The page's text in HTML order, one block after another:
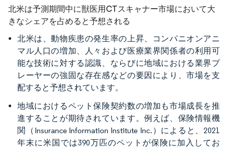
北米は予測期間中に獣医用CTスキャナー市場において大
きなシェアを占めると予想される
北米は、動物疾患の発生率の上昇、コンパニオンアニ
マル人口の増加、人々および医療業界関係者の利用可
能な技術に対する認識、ならびに地域における業界プ
レーヤーの強固な存在感などの要因により、市場を支
配すると予想されています。
地域におけるペット保険契約数の増加も市場成長を推
進することが期待されています。例えば、保険情報機
関（Insurance Information Institute Inc.）によると、2021
年末に米国では390万匹のペットが保険に加入してお